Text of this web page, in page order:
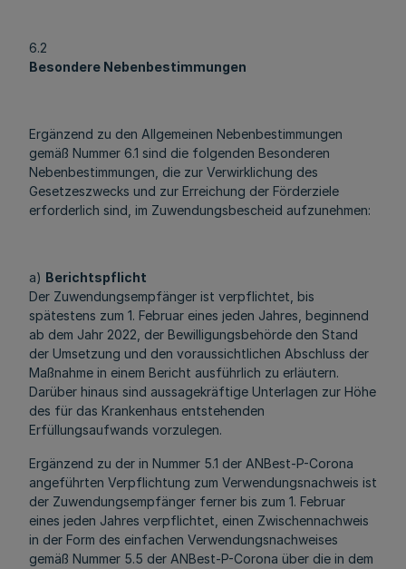
6.2
Besondere Nebenbestimmungen
Ergänzend zu den Allgemeinen Nebenbestimmungen
gemäß Nummer 6.1 sind die folgenden Besonderen
Nebenbestimmungen, die zur Verwirklichung des
Gesetzeszwecks und zur Erreichung der Förderziele
erforderlich sind, im Zuwendungsbescheid aufzunehmen:
a) Berichtspflicht
Der Zuwendungsempfänger ist verpflichtet, bis
spätestens zum 1. Februar eines jeden Jahres, beginnend
ab dem Jahr 2022, der Bewilligungsbehörde den Stand
der Umsetzung und den voraussichtlichen Abschluss der
Maßnahme in einem Bericht ausführlich zu erläutern.
Darüber hinaus sind aussagekräftige Unterlagen zur Höhe
des für das Krankenhaus entstehenden
Erfüllungsaufwands vorzulegen.
Ergänzend zu der in Nummer 5.1 der ANBest-P-Corona
angeführten Verpflichtung zum Verwendungsnachweis ist
der Zuwendungsempfänger ferner bis zum 1. Februar
eines jeden Jahres verpflichtet, einen Zwischennachweis
in der Form des einfachen Verwendungsnachweises
gemäß Nummer 5.5 der ANBest-P-Corona über die in dem